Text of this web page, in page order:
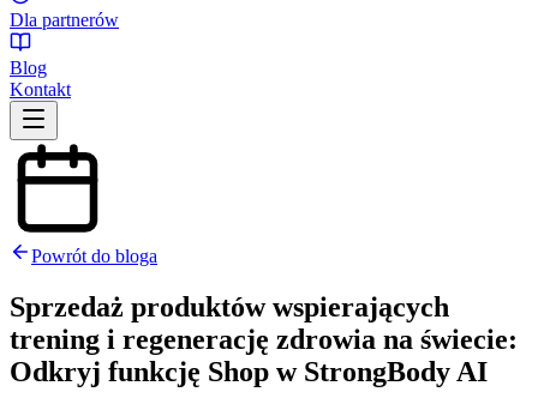
Dla partnerów
Blog
Kontakt
Powrót do bloga
Sprzedaż produktów wspierających
trening i regenerację zdrowia na świecie:
Odkryj funkcję Shop w StrongBody AI